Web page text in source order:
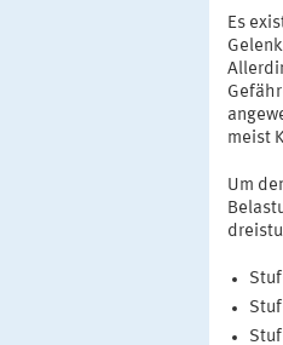
Es
meist
Um